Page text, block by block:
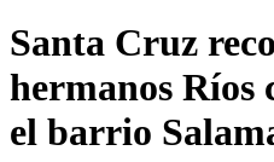
Santa Cruz
hermanos Ríos
el barrio